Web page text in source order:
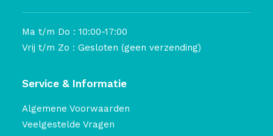
Ma t/m Do : 10:00-17:00
Vrij t/m Zo : Gesloten (geen verzending)
Service & Informatie
Algemene Voorwaarden
Veelgestelde Vragen